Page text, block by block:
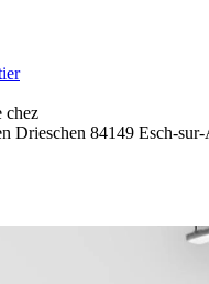
chez
Drieschen 84149 Esch-